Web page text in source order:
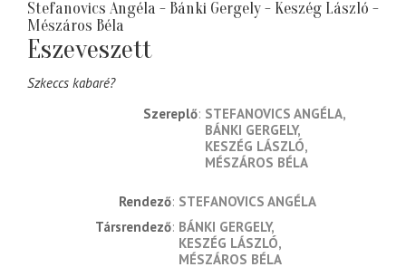
Stefanovics Angéla - Bánki Gergely - Keszég László -
Mészáros Béla
Eszeveszett
Szkeccs kabaré?
Szereplő STEFANOVICS ANGÉLA
BÁNKI GERGELY
KESZÉG LÁSZLÓ
MÉSZÁROS BÉLA
rendező STEFANOVICS ANGÉLA
társrendező BÁNKI GERGELY
KESZÉG LÁSZLÓ
MÉSZÁROS BÉLA